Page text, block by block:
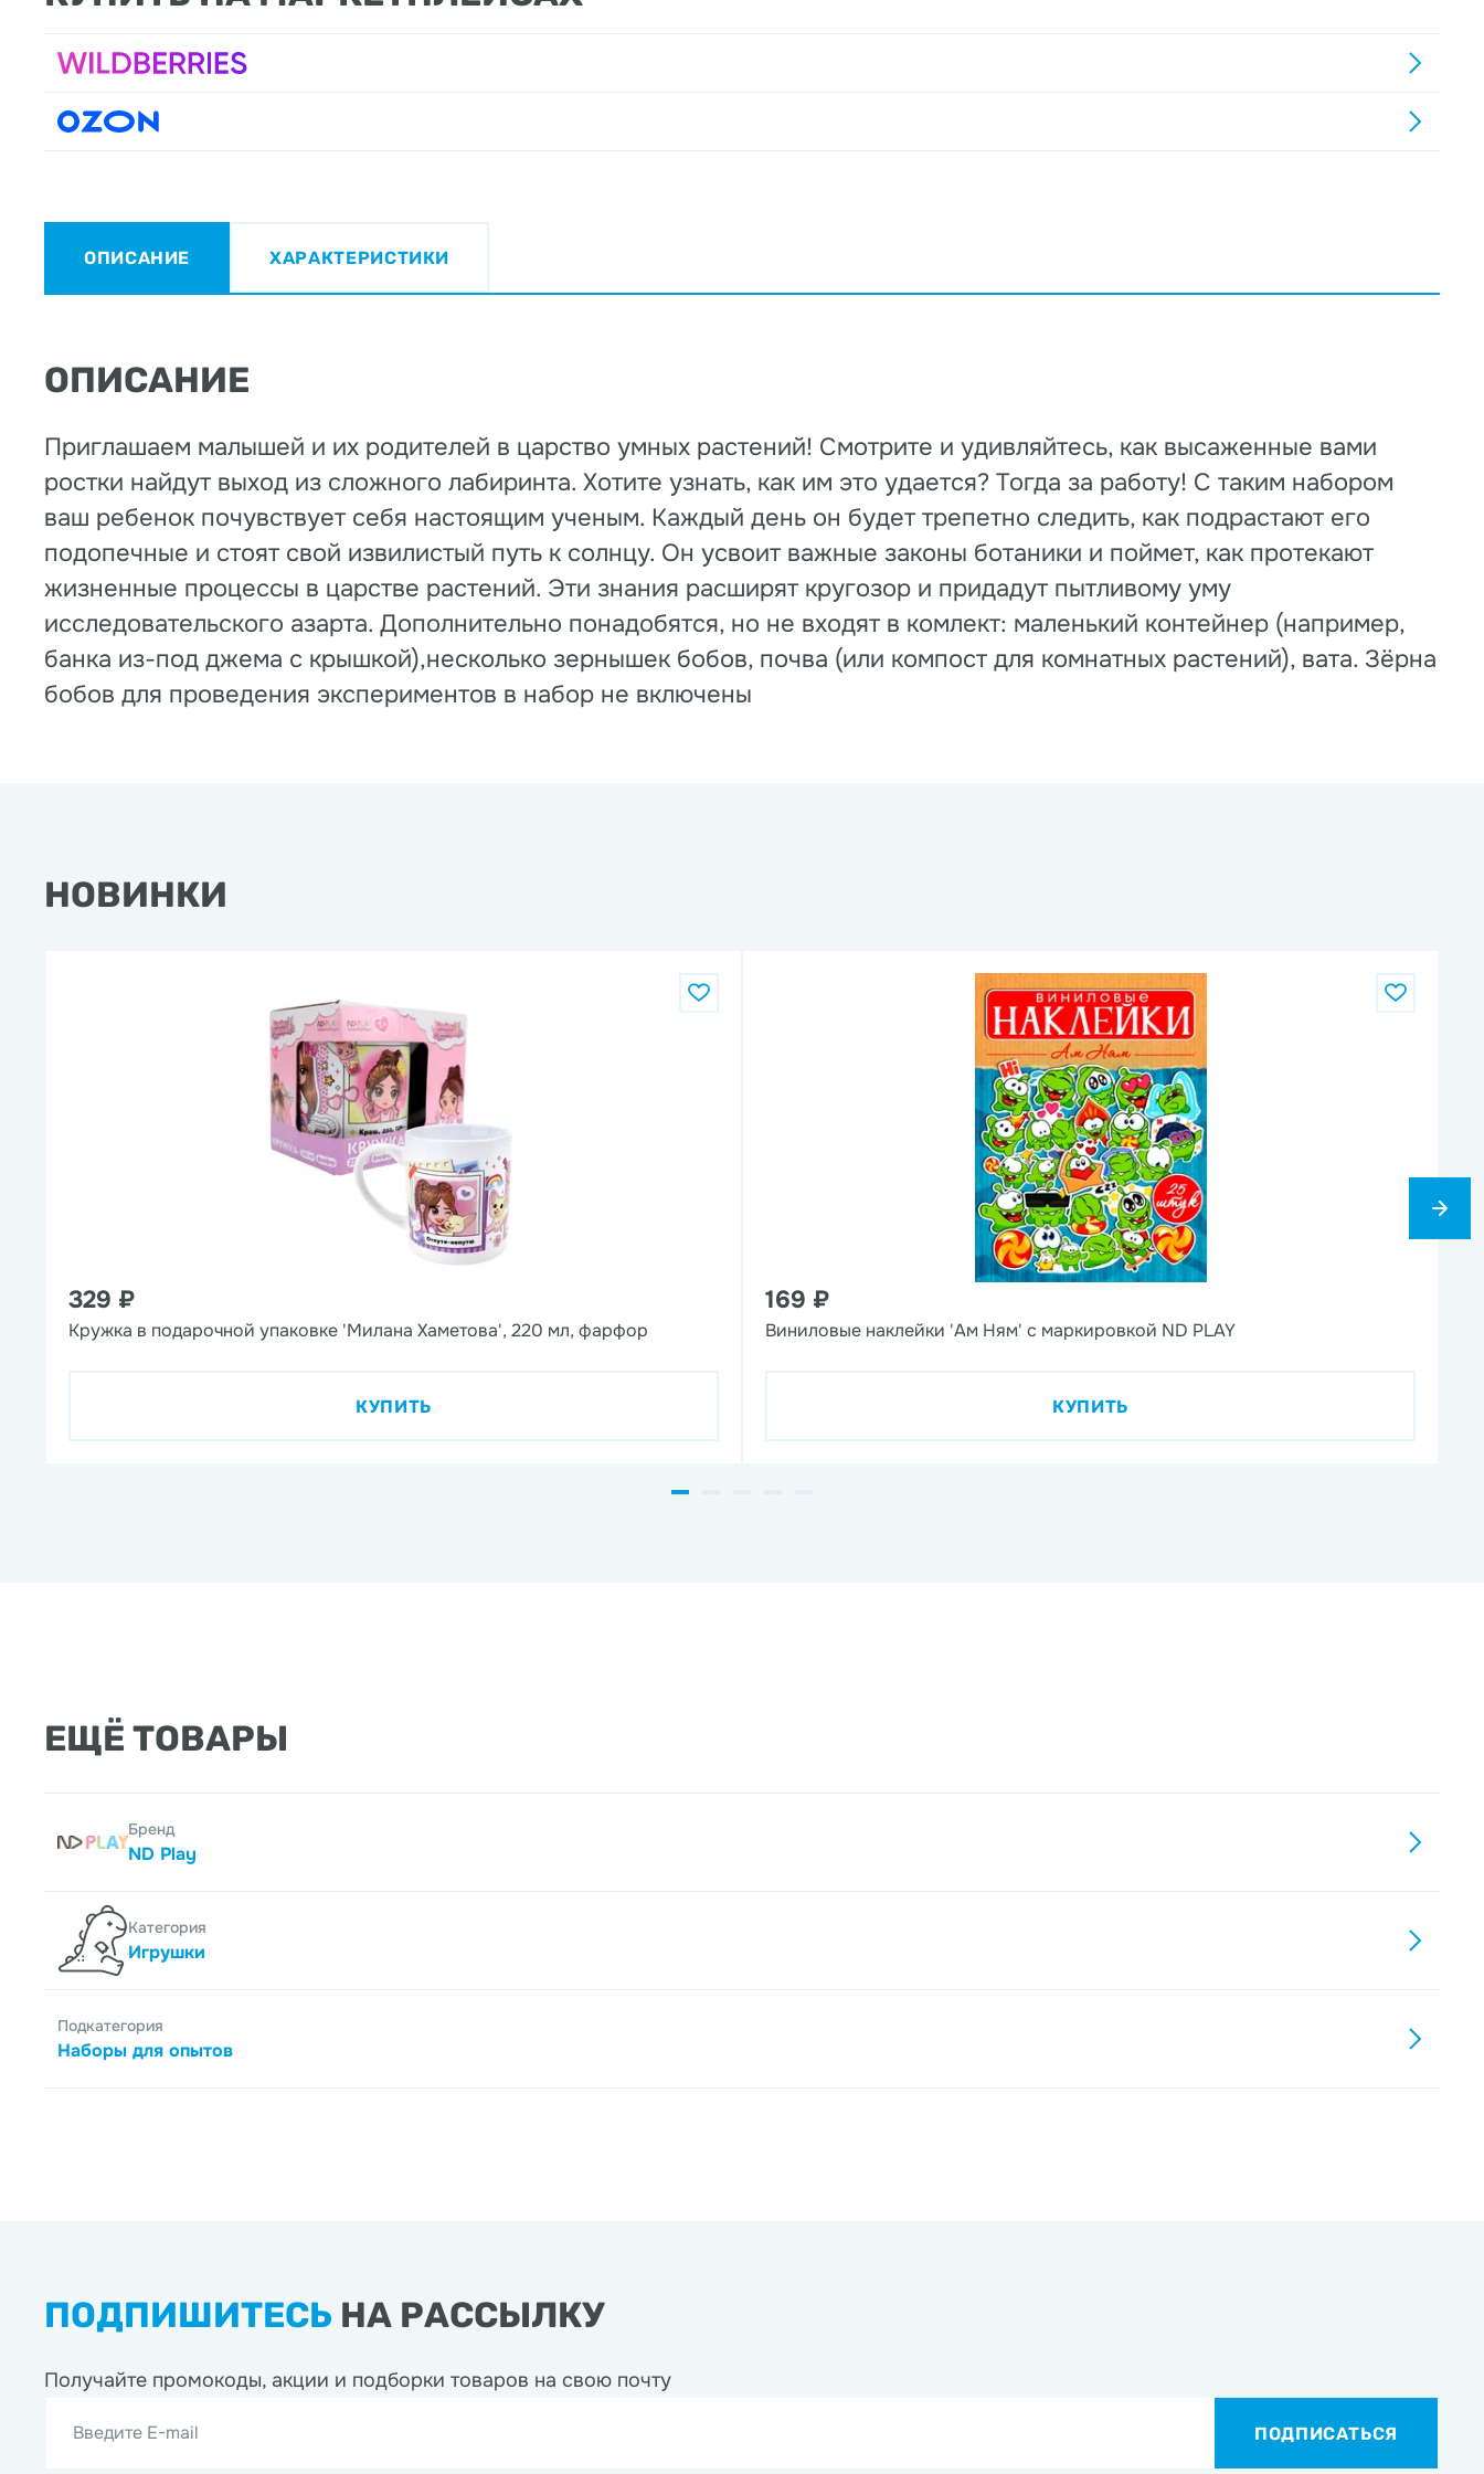
ОПИСАНИЕ ХАРАКТЕРИСТИКИ
ОПИСАНИЕ
Приглашаем малышей и их родителей в царство умных растений! Смотрите и удивляйтесь, как высаженные вами
ростки найдут выход из сложного лабиринта. Хотите узнать, как им это удается? Тогда за работу! С таким набором
ваш ребенок почувствует себя настоящим ученым. Каждый день он будет трепетно следить, как подрастают его
подопечные и стоят свой извилистый путь к солнцу. Он усвоит важные законы ботаники и поймет, как протекают
жизненные процессы в царстве растений. Эти знания расширят кругозор и придадут пытливому уму
исследовательского азарта. Дополнительно понадобятся, но не входят в комлект: маленький контейнер (например,
банка из-под джема с крышкой),несколько зернышек бобов, почва (или компост для комнатных растений), вата. Зёрна
бобов для проведения экспериментов в набор не включены
НОВИНКИ
329 ₽
Кружка в подарочной упаковке 'Милана Хаметова', 220 мл, фарфор
КУПИТЬ
169 ₽
Виниловые наклейки 'Ам Ням' с маркировкой ND PLAY
КУПИТЬ
ЕЩЁ ТОВАРЫ
Бренд
ND Play
Категория
Игрушки
Подкатегория
Наборы для опытов
ПОДПИШИТЕСЬ НА РАССЫЛКУ
Получайте промокоды, акции и подборки товаров на свою почту
Введите E-mail ПОДПИСАТЬСЯ